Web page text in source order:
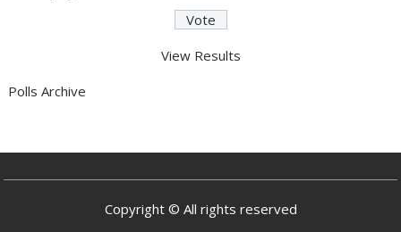
View Results
Polls Archive
Copyright © All rights reserved